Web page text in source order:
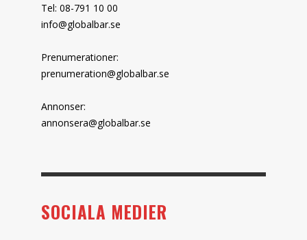
Tel: 08-791 10 00
info@globalbar.se
Prenumerationer:
prenumeration@globalbar.se
Annonser:
annonsera@globalbar.se
SOCIALA MEDIER